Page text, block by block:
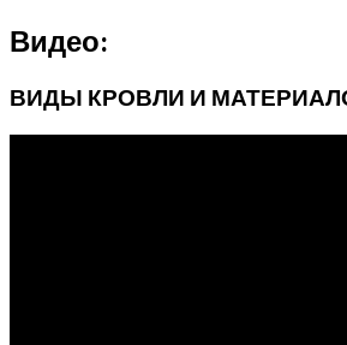
Видео:
ВИДЫ КРОВЛИ И